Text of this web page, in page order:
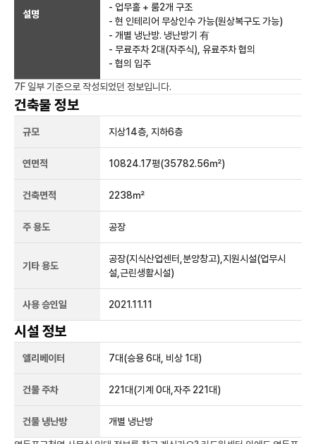
설명
- 업무홀 + 룸2개 구조
- 현 인테리어 무상인수 가능(원상복구도 가능)
- 개별 냉난방. 냉난방기 有
- 무료주차 2대(자주식), 유료주차 협의
- 협의 입주
7F 일부 기준으로 작성되었던 정보입니다.
건축물 정보
규모 지상14층, 지하6층
연면적 10824.17평(35782.56㎡)
건축면적 2238㎡
주 용도 공장
기타 용도
공장(지식산업센터,분양창고),지원시설(업무시
설,근린생활시설)
사용 승인일 2021.11.11
시설 정보
엘리베이터 7대(승용 6대, 비상 1대)
건물 주차 221 대(기계 0대,자주 221대)
건물 냉난방 개별 냉난방